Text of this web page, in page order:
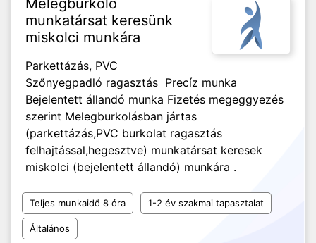
Melegburkoló
munkatársat keresünk
miskolci munkára
Parkettázás, PVC
Szőnyegpadló ragasztás Precíz munka
Bejelentett állandó munka Fizetés megeggyezés
szerint Melegburkolásban jártas
(parkettázás,PVC burkolat ragasztás
felhajtással,hegesztve) munkatársat keresek
miskolci (bejelentett állandó) munkára .
Teljes munkaidő 8 óra 1-2 év szakmai tapasztalat
Általános